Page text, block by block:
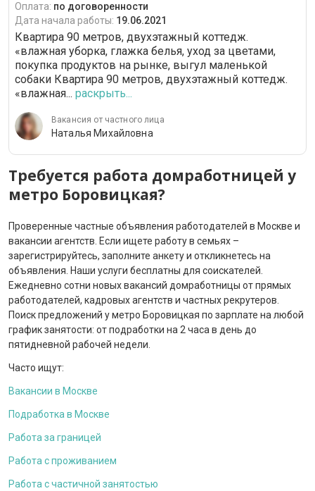
Оплата: по договоренности
Дата начала работы: 19.06.2021
Квартира 90 метров, двухэтажный коттедж.
«влажная уборка, глажка белья, уход за цветами,
покупка продуктов на рынке, выгул маленькой
собаки Квартира 90 метров, двухэтажный коттедж.
«влажная... раскрыть...
Вакансия от частного лица
Наталья Михайловна
Требуется работа домработницей у
метро Боровицкая?
Проверенные частные объявления работодателей в Москве и
вакансии агентств. Если ищете работу в семьях –
зарегистрируйтесь, заполните анкету и откликнетесь на
объявления. Наши услуги бесплатны для соискателей.
Ежедневно сотни новых вакансий домработницы от прямых
работодателей, кадровых агентств и частных рекрутеров.
Поиск предложений у метро Боровицкая по зарплате на любой
график занятости: от подработки на 2 часа в день до
пятидневной рабочей недели.
Часто ищут:
Вакансии в Москве
Подработка в Москве
Работа за границей
Работа с проживанием
Работа с частичной занятостью